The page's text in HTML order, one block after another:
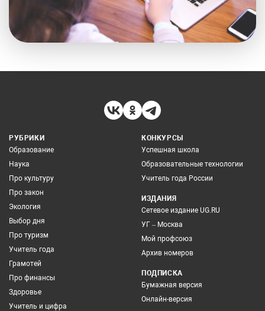
РУБРИКИ
Образование
Наука
Про культуру
Про закон
Экология
Выбор дня
Про туризм
Учитель года
Грамотей
Про финансы
Здоровье
Учитель и цифра
КОНКУРСЫ
Успешная школа
Образовательные технологии
Учитель года России
ИЗДАНИЯ
Сетевое издание UG.RU
УГ – Москва
Мой профсоюз
Архив номеров
ПОДПИСКА
Бумажная версия
Онлайн-версия